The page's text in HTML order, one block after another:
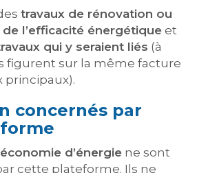
travaux de rénovation ou
de l’efficacité énergétique et
qui y seraient liés (à
figurent sur la même facture
principaux).
concernés par
d’énergie ne sont
cette plateforme. Ils ne